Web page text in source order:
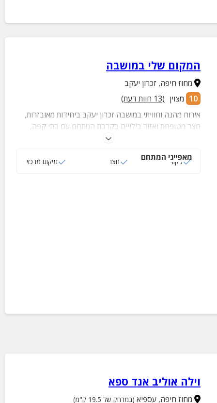
המקום שלי במושבה
מחוז חיפה, זכרון יעקב
10 מצוין (
13 חוות דעת)
אירוח מהנה וחוויתי במושבה זכרון יעקב ביחידות מאובזרות,
חצר מטופחת ואזור בילויים בקרבת המתחם עם בתי קפה,
מסעדות, מוזיאון, גלריות, מבנים היסטוריים, גן מטופח עם
חוויתי ומאתגר לכל גיל.
מאפייני המתחם
ג‘קוזי חצר מיקום מרכזי
וילה אוליב אנד ספא
מחוז חיפה,עספיא (במרחק של 19.5 ק"מ)